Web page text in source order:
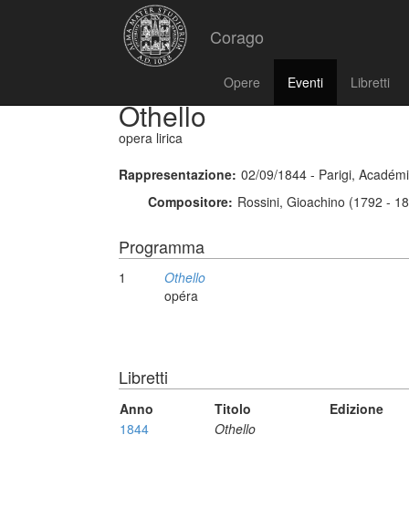
Corago
Opere Eventi Libretti
Othello
opera lirica
Rappresentazione: 02/09/1844 - Parigi,
Compositore: Rossini, Gioachino (1792 -
Programma
1
Othello
opéra
Libretti
Anno Titolo
Edizione
1844
Othello